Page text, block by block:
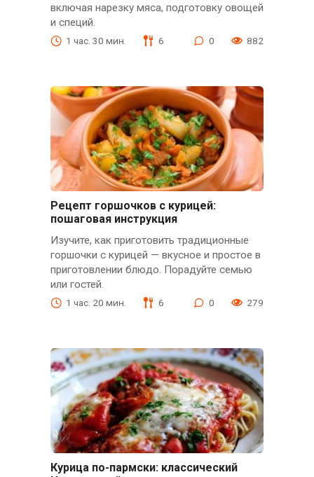
включая нарезку мяса, подготовку овощей
и специй.
1 час. 30 мин. 6 0 882
Рецепт горшочков с курицей:
пошаговая инструкция
Изучите, как приготовить традиционные
горшочки с курицей — вкусное и простое в
приготовлении блюдо. Порадуйте семью
или гостей.
1 час. 20 мин. 6 0 279
Курица по-пармски: классический